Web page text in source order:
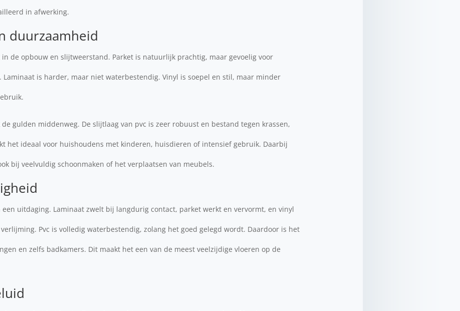
in afwerking.
duurzaamheid
de opbouw en slijtweerstand. Parket is natuurlijk prachtig, maar gevoelig voor
Laminaat is harder, maar niet waterbestendig. Vinyl is soepel en stil, maar minder
de gulden middenweg. De slijtlaag van pvc is zeer robuust en bestand tegen krassen,
het ideaal voor huishoudens met kinderen, huisdieren of intensief gebruik. Daarbij
bij veelvuldig schoonmaken of het verplaatsen van meubels.
een uitdaging. Laminaat zwelt bij langdurig contact, parket werkt en vervormt, en vinyl
Pvc is volledig waterbestendig, zolang het goed gelegd wordt. Daardoor is het
en zelfs badkamers. Dit maakt het een van de meest veelzijdige vloeren op de